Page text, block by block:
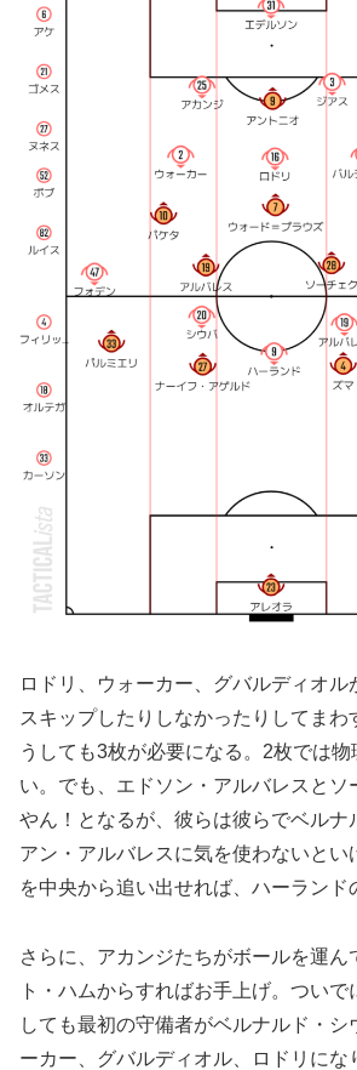
ロドリ、ウォーカー、グバルディオル
スキップしたりしなかったりしてまわ
うしても3枚が必要になる。2枚では
い。でも、エドソン・アルバレスとソ
やん！となるが、彼らは彼らでベルナ
アン・アルバレスに気を使わないとい
を中央から追い出せれば、ハーランド
さらに、アカンジたちがボールを運ん
ト・ハムからすればお手上げ。つい
しても最初の守備者がベルナルド・
ーカー、グバルディオル、ロドリにな